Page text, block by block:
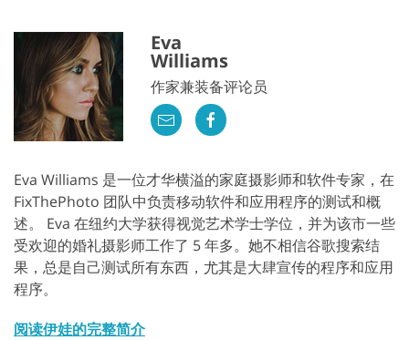
Eva
Williams
作家兼装备评论员
Eva Williams 是一位才华横溢的家庭摄影师和软件专家，在
FixThePhoto 团队中负责移动软件和应用程序的测试和概
述。 Eva 在纽约大学获得视觉艺术学士学位，并为该市一些
受欢迎的婚礼摄影师工作了 5 年多。她不相信谷歌搜索结
果，总是自己测试所有东西，尤其是大肆宣传的程序和应用
程序。
阅读伊娃的完整简介